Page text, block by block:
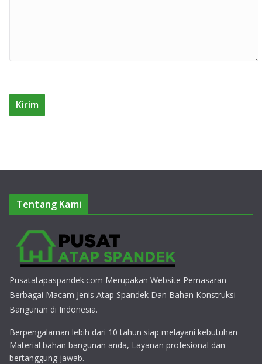
Tentang Kami
Pusatatapaspandek.com Merupakan Website Pemasaran
Berbagai Macam Jenis Atap Spandek Dan Bahan Konstruksi
Bangunan di Indonesia.
Berpengalaman lebih dari 10 tahun siap melayani kebutuhan
Material bahan bangunan anda, Layanan profesional dan
bertanggung jawab.